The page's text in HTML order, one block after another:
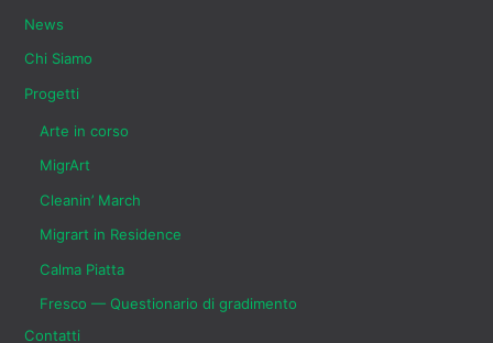
News
Chi Siamo
Progetti
Arte in corso
MigrArt
Cleanin’ March
Migrart in Residence
Calma Piatta
Fresco — Questionario di gradimento
Contatti